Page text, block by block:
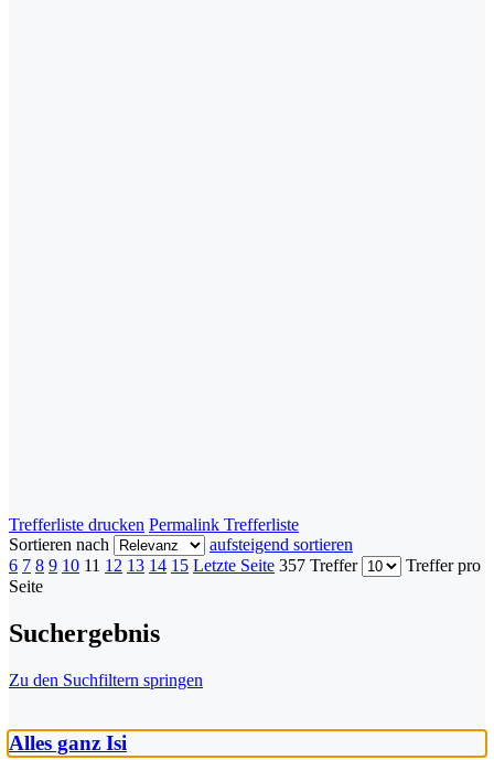
Trefferliste drucken Permalink Trefferliste
Sortieren nach
aufsteigend sortieren
6 7 8 9 10 11 12 13 14 15 Letzte Seite 357 Treffer
Treffer pro
Seite
Suchergebnis
Zu den Suchfiltern springen
Alles ganz Isi